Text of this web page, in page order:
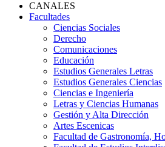
CANALES
Facultades
Ciencias Sociales
Derecho
Comunicaciones
Educación
Estudios Generales Letras
Estudios Generales Ciencias
Ciencias e Ingeniería
Letras y Ciencias Humanas
Gestión y Alta Dirección
Artes Escenicas
Facultad de Gastronomía,